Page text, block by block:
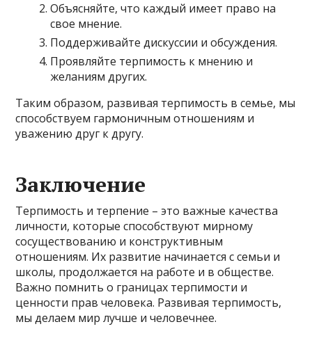
Объясняйте, что каждый имеет право на
свое мнение.
Поддерживайте дискуссии и обсуждения.
Проявляйте терпимость к мнению и
желаниям других.
Таким образом, развивая терпимость в семье, мы
способствуем гармоничным отношениям и
уважению друг к другу.
Заключение
Терпимость и терпение – это важные качества
личности, которые способствуют мирному
сосуществованию и конструктивным
отношениям. Их развитие начинается с семьи и
школы, продолжается на работе и в обществе.
Важно помнить о границах терпимости и
ценности прав человека. Развивая терпимость,
мы делаем мир лучше и человечнее.